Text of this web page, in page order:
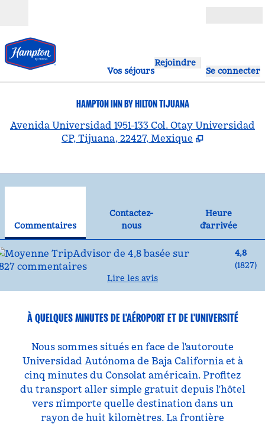
Vos séjours
Rejoindre
Se connecter
HAMPTON INN BY HILTON TIJUANA
Avenida Universidad 1951-133 Col. Otay Universidad
CP, Tijuana, 22427, Mexique
Commentaires
Contactez-
nous
Contactez-nous
Heure
d'arrivée
4,8
(1827)
Lire les avis
À QUELQUES MINUTES DE L'AÉROPORT ET DE L'UNIVERSITÉ
Nous sommes situés en face de l'autoroute
Universidad Autónoma de Baja California et à
cinq minutes du Consolat américain. Profitez
du transport aller simple gratuit depuis l'hôtel
vers n'importe quelle destination dans un
rayon de huit kilomètres. La frontière